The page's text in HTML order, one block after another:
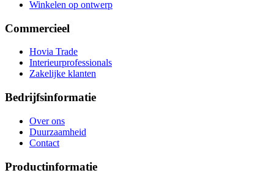
Winkelen op ontwerp
Commercieel
Hovia Trade
Interieurprofessionals
Zakelijke klanten
Bedrijfsinformatie
Over ons
Duurzaamheid
Contact
Productinformatie